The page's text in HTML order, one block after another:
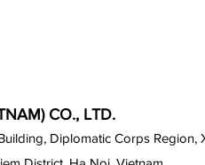
CO., LTD.
Diplomatic Corps Region,